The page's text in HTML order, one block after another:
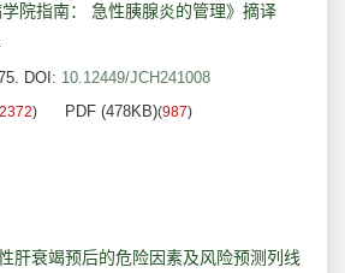
学院指南： 急性胰腺炎的管理》摘译
DOI: 10.12449/JCH241008
2372) PDF (478KB)(987)
肝衰竭预后的危险因素及风险预测列线